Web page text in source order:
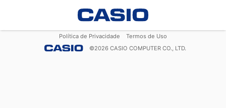
Política de Privacidade
Termos de Uso
©2026 CASIO COMPUTER CO., LTD.